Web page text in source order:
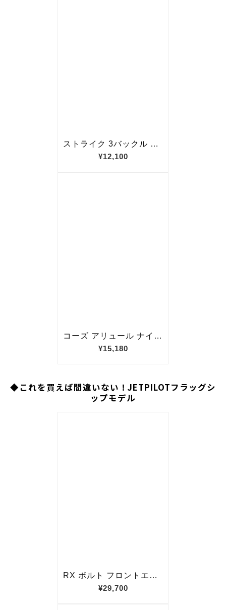
◆これを買えば間違いない！JETPILOTフラッグシ
ップモデル